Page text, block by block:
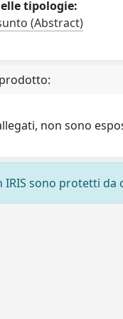
tipologie:
(Abstract)
non sono
IRIS sono protetti